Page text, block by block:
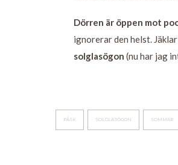
Dörren är öppen mot
ignorerar den helst.
solglasögon (nu har jag
PÅSK SOLGLASÖGON SOMMAR